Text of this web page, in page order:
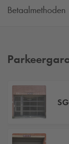
Betaalmethoden